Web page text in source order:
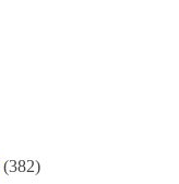
(382)